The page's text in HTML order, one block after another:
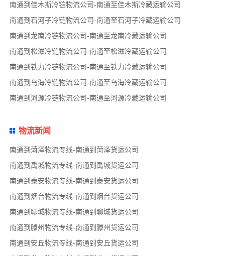
南通到佳木斯冷链物流公司-南通至佳木斯冷藏运输公司
南通到石河子冷链物流公司-南通至石河子冷藏运输公司
南通到龙南冷链物流公司-南通至龙南冷藏运输公司
南通到松滋冷链物流公司-南通至松滋冷藏运输公司
南通到铁力冷链物流公司-南通至铁力冷藏运输公司
南通到乌海冷链物流公司-南通至乌海冷藏运输公司
南通到河源冷链物流公司-南通至河源冷藏运输公司
物流新闻
南通到菏泽物流专线-南通到菏泽货运公司
南通到禹城物流专线-南通到禹城货运公司
南通到泰安物流专线-南通到泰安货运公司
南通到烟台物流专线-南通到烟台货运公司
南通到聊城物流专线-南通到聊城货运公司
南通到滕州物流专线-南通到滕州货运公司
南通到安丘物流专线-南通到安丘货运公司